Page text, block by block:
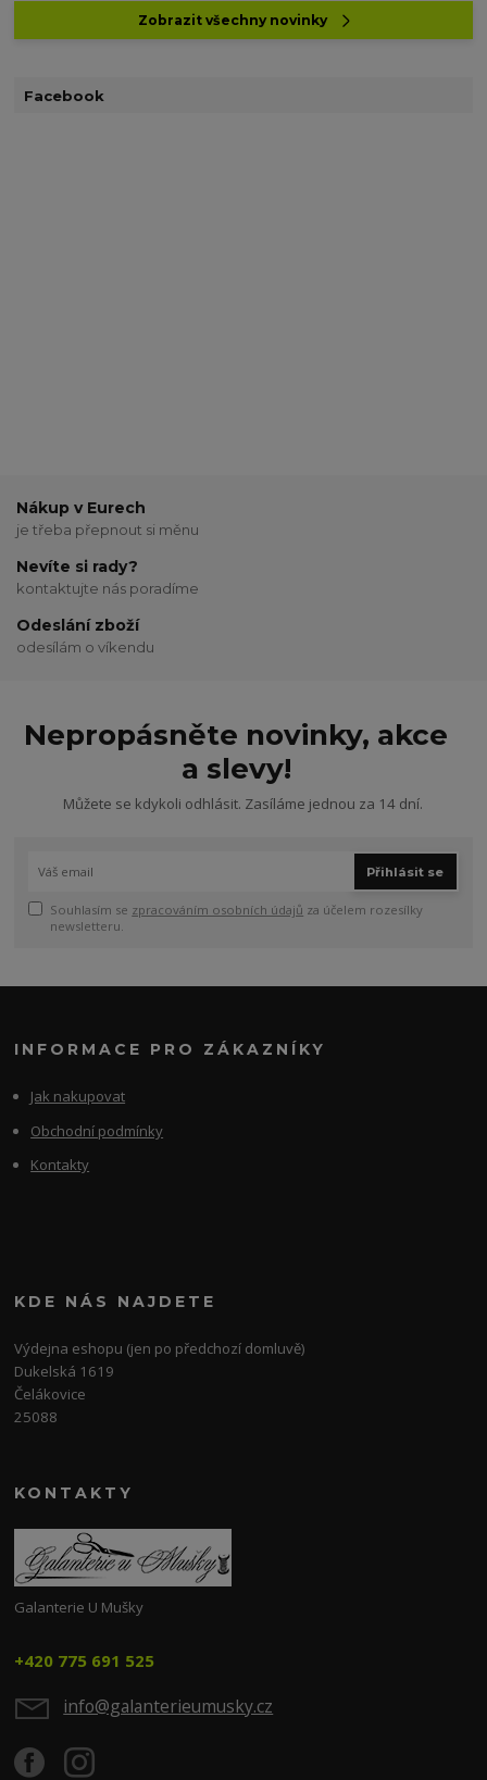
Zobrazit všechny novinky
Facebook
Nákup v Eurech
je třeba přepnout si měnu
Nevíte si rady?
kontaktujte nás poradíme
Odeslání zboží
odesílám o víkendu
Nepropásněte novinky, akce
a slevy!
Můžete se kdykoli odhlásit. Zasíláme jednou za 14 dní.
Přihlásit se
Souhlasím se zpracováním osobních údajů za účelem rozesílky
newsletteru.
INFORMACE PRO ZÁKAZNÍKY
Jak nakupovat
Obchodní podmínky
Kontakty
KDE NÁS NAJDETE
Výdejna eshopu (jen po předchozí domluvě)
Dukelská 1619
Čelákovice
25088
KONTAKTY
Galanterie U Mušky
+420 775 691 525
info@galanterieumusky.cz